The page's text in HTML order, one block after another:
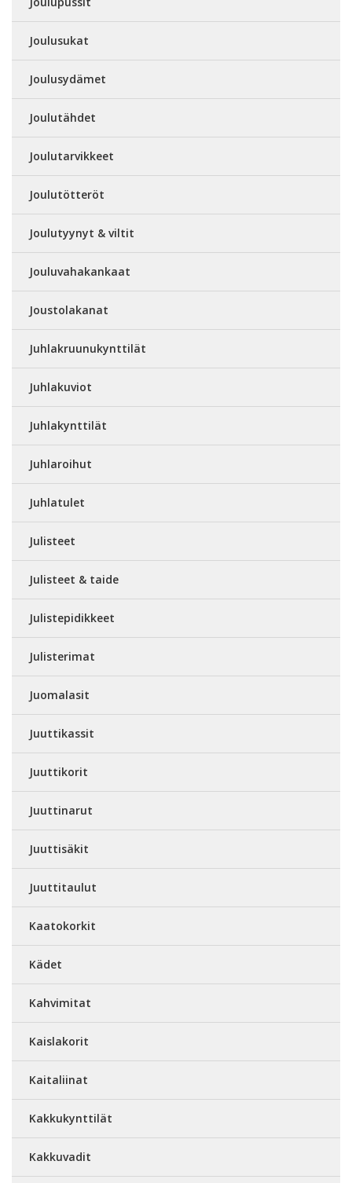
Joulusukat
Joulusydämet
Joulutähdet
Joulutarvikkeet
Joulutötteröt
Joulutyynyt & viltit
Jouluvahakankaat
Joustolakanat
Juhlakruunukynttilät
Juhlakuviot
Juhlakynttilät
Juhlaroihut
Juhlatulet
Julisteet
Julisteet & taide
Julistepidikkeet
Julisterimat
Juomalasit
Juuttikassit
Juuttikorit
Juuttinarut
Juuttisäkit
Juuttitaulut
Kaatokorkit
Kädet
Kahvimitat
Kaislakorit
Kaitaliinat
Kakkukynttilät
Kakkuvadit